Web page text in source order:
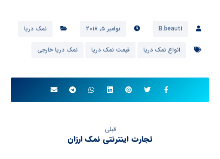
B.beauti نوامبر ۵, ۲۰۱۸ نمک دریا
انواع نمک دریا قیمت نمک دریا نمک دریا خارجی
قبلی
تجارت اینترنتی نمک ارزان